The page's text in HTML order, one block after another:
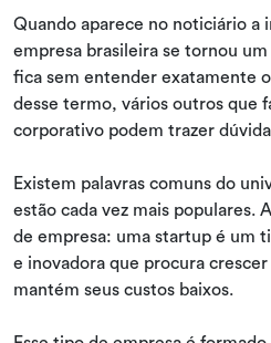
Quando aparece no noticiário a
empresa brasileira se tornou
fica sem entender exatamente
desse termo, vários outros que
corporativo podem trazer
Existem palavras comuns do
estão cada vez mais populares.
de empresa: uma startup é um
e inovadora que procura
mantém seus custos baixos.